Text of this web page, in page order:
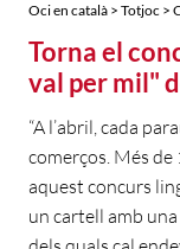
Oci en català > Totjoc >
Torna el
val per mil"
“A l’abril, cada
comerços. Més
aquest concurs
un cartell amb